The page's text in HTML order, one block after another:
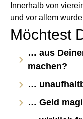
Innerhalb von
und vor allem
Möchtest
… aus
machen?
…
… Geld